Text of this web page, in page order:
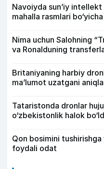
Navoiyda sun’iy
mahalla rasmlari
Nima uchun Salohning
va Ronalduning
Britaniyaning harbiy
ma’lumot uzatgani
Tataristonda dronlar
o‘zbekistonlik halok
Qon bosimini
foydali odat